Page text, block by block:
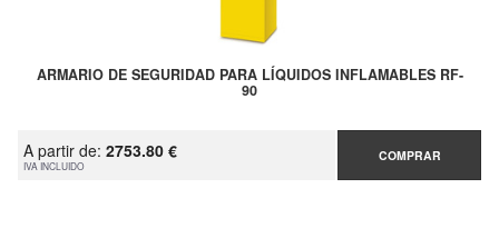
ARMARIO DE SEGURIDAD PARA LÍQUIDOS INFLAMABLES RF-
90
A partir de: 2753.80 €
IVA INCLUIDO
COMPRAR